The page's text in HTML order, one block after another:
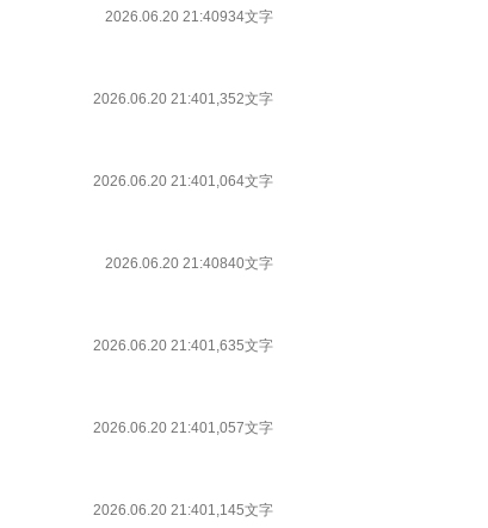
2026.06.20 21:40934文字
2026.06.20 21:401,352文字
2026.06.20 21:401,064文字
2026.06.20 21:40840文字
2026.06.20 21:401,635文字
2026.06.20 21:401,057文字
2026.06.20 21:401,145文字